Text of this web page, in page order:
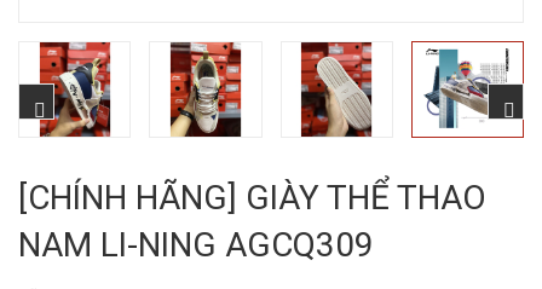
[CHÍNH HÃNG] GIÀY THỂ THAO
NAM LI-NING AGCQ309